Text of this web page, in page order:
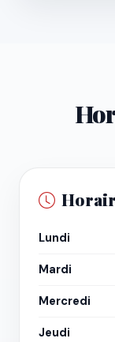
Lundi
Mardi
Mercredi
Jeudi